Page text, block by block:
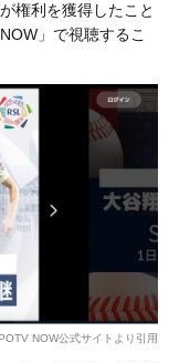
権利を獲得したこと
」で視聴するこ
NOW公式サイトより引用